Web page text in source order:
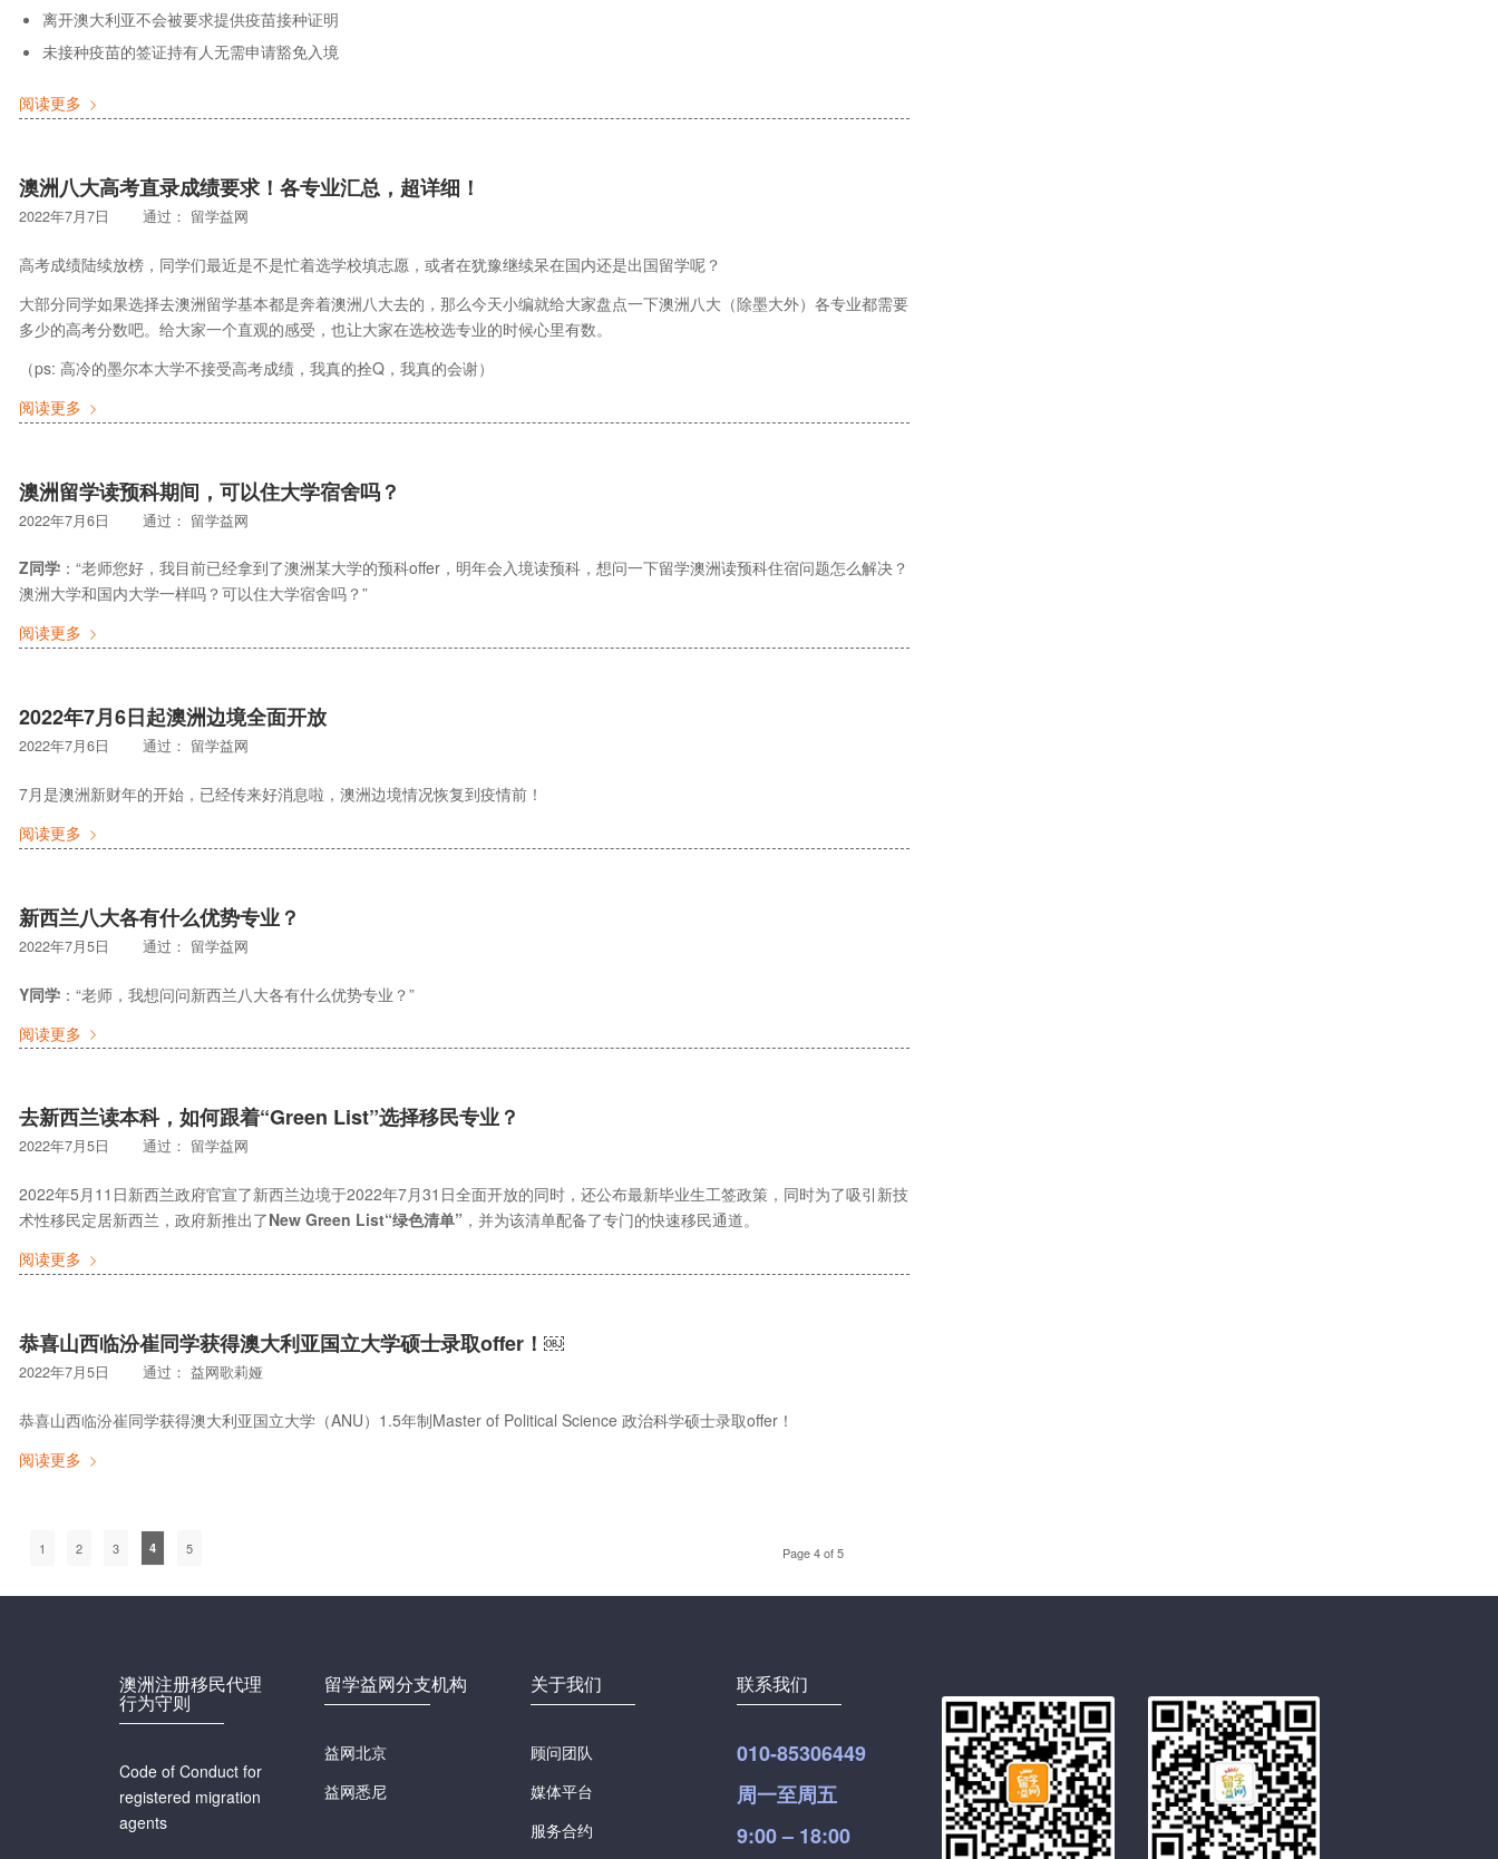
离开澳大利亚不会被要求提供疫苗接种证明
未接种疫苗的签证持有人无需申请豁免入境
阅读更多
澳洲八大高考直录成绩要求！各专业汇总，超详细！
2022年7月7日 通过： 留学益网
高考成绩陆续放榜，同学们最近是不是忙着选学校填志愿，或者在犹豫继续呆在国内还是出国留学呢？
大部分同学如果选择去澳洲留学基本都是奔着澳洲八大去的，那么今天小编就给大家盘点一下澳洲八大（除墨大外）各专业都需要
多少的高考分数吧。给大家一个直观的感受，也让大家在选校选专业的时候心里有数。
（ps: 高冷的墨尔本大学不接受高考成绩，我真的拴Q，我真的会谢）
阅读更多
澳洲留学读预科期间，可以住大学宿舍吗？
2022年7月6日 通过： 留学益网
Z同学 ：“老师您好，我目前已经拿到了澳洲某大学的预科offer，明年会入境读预科，想问一下留学澳洲读预科住宿问题怎么解决？
澳洲大学和国内大学一样吗？可以住大学宿舍吗？”
阅读更多
2022年7月6日起澳洲边境全面开放
2022年7月6日 通过： 留学益网
7月是澳洲新财年的开始，已经传来好消息啦，澳洲边境情况恢复到疫情前！
阅读更多
新西兰八大各有什么优势专业？
2022年7月5日 通过： 留学益网
Y同学 ：“老师，我想问问新西兰八大各有什么优势专业？”
阅读更多
去新西兰读本科，如何跟着“Green List”选择移民专业？
2022年7月5日 通过： 留学益网
2022年5月11日新西兰政府官宣了新西兰边境于2022年7月31日全面开放的同时，还公布最新毕业生工签政策，同时为了吸引新技
术性移民定居新西兰，政府新推出了New Green List“绿色清单” ，并为该清单配备了专门的快速移民通道。
阅读更多
恭喜山西临汾崔同学获得澳大利亚国立大学硕士录取offer！￼
2022年7月5日 通过： 益网歌莉娅
恭喜山西临汾崔同学获得澳大利亚国立大学（ANU）1.5年制Master of Political Science 政治科学硕士录取offer！
阅读更多
Page 4 of 5
1 2 3 4 5
澳洲注册移民代理
行为守则
Code of Conduct for
registered migration
agents
留学益网分支机构
益网北京
益网悉尼
关于我们
顾问团队
媒体平台
服务合约
联系我们
010-85306449
周一至周五
9:00 – 18:00